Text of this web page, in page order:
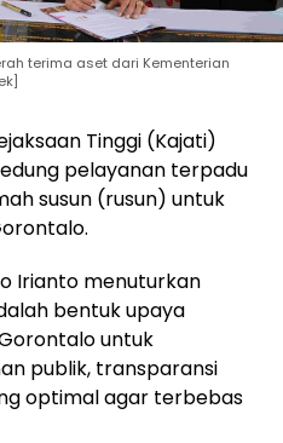
terima aset dari Kementerian
Tinggi (Kajati)
pelayanan terpadu
susun (rusun) untuk
Irianto menuturkan
bentuk upaya
untuk
publik, transparansi
optimal agar terbebas